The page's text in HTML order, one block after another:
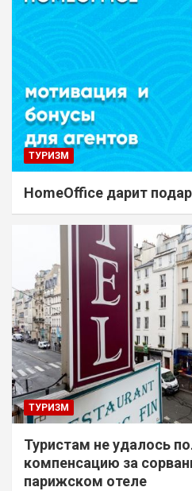
ТУРИЗМ
HomeOffice дарит
ТУРИЗМ
Туристам не удалось
компенсацию за
парижском отеле